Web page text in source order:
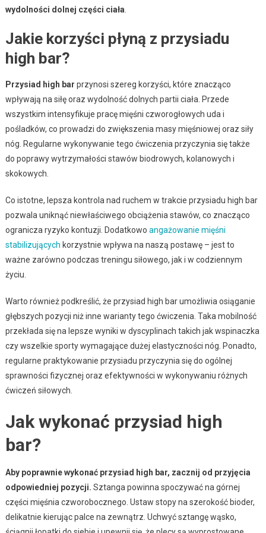
wydolności dolnej części ciała
Jakie korzyści płyną z przysiadu
high bar?
Przysiad high bar przynosi szereg korzyści, które znacząco
wpływają na siłę oraz wydolność dolnych partii ciała. Przede
wszystkim intensyfikuje pracę mięśni czworogłowych uda i
pośladków, co prowadzi do zwiększenia masy mięśniowej oraz siły
nóg. Regularne wykonywanie tego ćwiczenia przyczynia się także
do poprawy wytrzymałości stawów biodrowych, kolanowych i
skokowych.
Co istotne, lepsza kontrola nad ruchem w trakcie przysiadu high bar
pozwala uniknąć niewłaściwego obciążenia stawów, co znacząco
ogranicza ryzyko kontuzji. Dodatkowo angażowanie mięśni
stabilizujących korzystnie wpływa na naszą postawę – jest to
ważne zarówno podczas treningu siłowego, jak i w codziennym
życiu.
Warto również podkreślić, że przysiad high bar umożliwia osiąganie
głębszych pozycji niż inne warianty tego ćwiczenia. Taka mobilność
przekłada się na lepsze wyniki w dyscyplinach takich jak wspinaczka
czy wszelkie sporty wymagające dużej elastyczności nóg. Ponadto,
regularne praktykowanie przysiadu przyczynia się do ogólnej
sprawności fizycznej oraz efektywności w wykonywaniu różnych
ćwiczeń siłowych.
Jak wykonać przysiad high
bar?
Aby poprawnie wykonać przysiad high bar, zacznij od przyjęcia
odpowiedniej pozycji. Sztanga powinna spoczywać na górnej
części mięśnia czworobocznego. Ustaw stopy na szerokość bioder,
delikatnie kierując palce na zewnątrz. Uchwyć sztangę wąsko,